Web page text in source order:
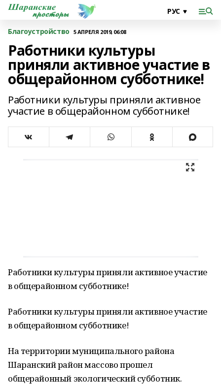
Благоустройство 5 АПРЕЛЯ 2019, 06:08
Работники культуры
приняли активное участие в
общерайонном субботнике!
Работники культуры приняли активное
участие в общерайонном субботнике!
Работники культуры приняли активное участие
в общерайонном субботнике!
Работники культуры приняли активное участие
в общерайонном субботнике!
На территории муниципального района
Шаранский район массово прошел
общерайонный экологический субботник.